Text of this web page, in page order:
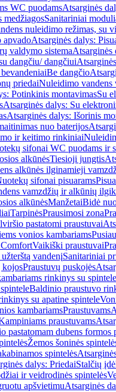
WC puodamsAtsarginės
medžiagosSanitariniai
nuleidimo režimas, su
apvadoAtsarginės dalys:
valdymo sistemaAtsarginės
dangčiu/ dangčiui
Be dangčio
priedaiNuleidimo vandens
Potinkinis montavimasSu
Atsarginės dalys: Su
Atsarginės dalys: Išorinis
nuo baterijos
ir keitimo rinkiniai
sifonai WC puodams ir
alkūnėsTiesioji jungtis
alkūnės ilginamieji
sifonai pisuarams
vamzdžių ir alkūnių
alkūnėsManžetaiBidė
TarpinėsPrausimosi zona
pastatomi praustuvai
vonios kambariams
Vaikiški praustuvai
vandenįSanitariniai
kojosPraustuvų puskojės
rinkinys su spintele
Baldinio praustuvo
su apatine spintele
kambariamsPraustuvams
praustuvams
pastatomam dubens formos
Žemos šoninės
spintelės
dalys: PriedaiStalčių
ir veidrodinės spintelės
apšvietimuAtsarginės